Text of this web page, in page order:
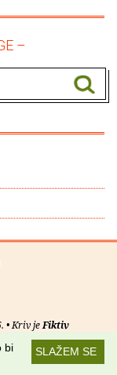
–
• Kriv jeFiktiv
RSS kanaliSLAŽEM SE
bi